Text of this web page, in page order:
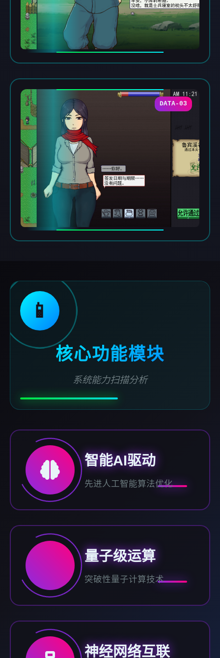
DATA-03
📱
核心功能模块
系统能力扫描分析
智能AI驱动
先进人工智能算法优化
量子级运算
突破性量子计算技术
神经网络互联